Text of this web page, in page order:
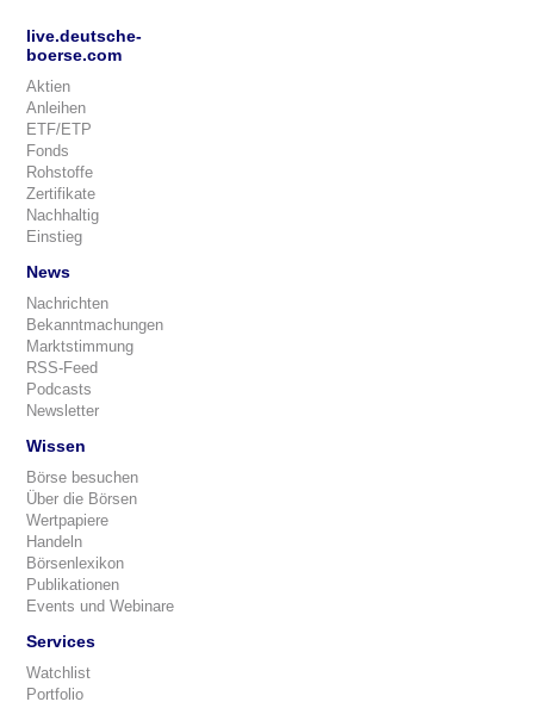
live.deutsche-
boerse.com
Aktien
Anleihen
ETF/ETP
Fonds
Rohstoffe
Zertifikate
Nachhaltig
Einstieg
News
Nachrichten
Bekanntmachungen
Marktstimmung
RSS-Feed
Podcasts
Newsletter
Wissen
Börse besuchen
Über die Börsen
Wertpapiere
Handeln
Börsenlexikon
Publikationen
Events und Webinare
Services
Watchlist
Portfolio